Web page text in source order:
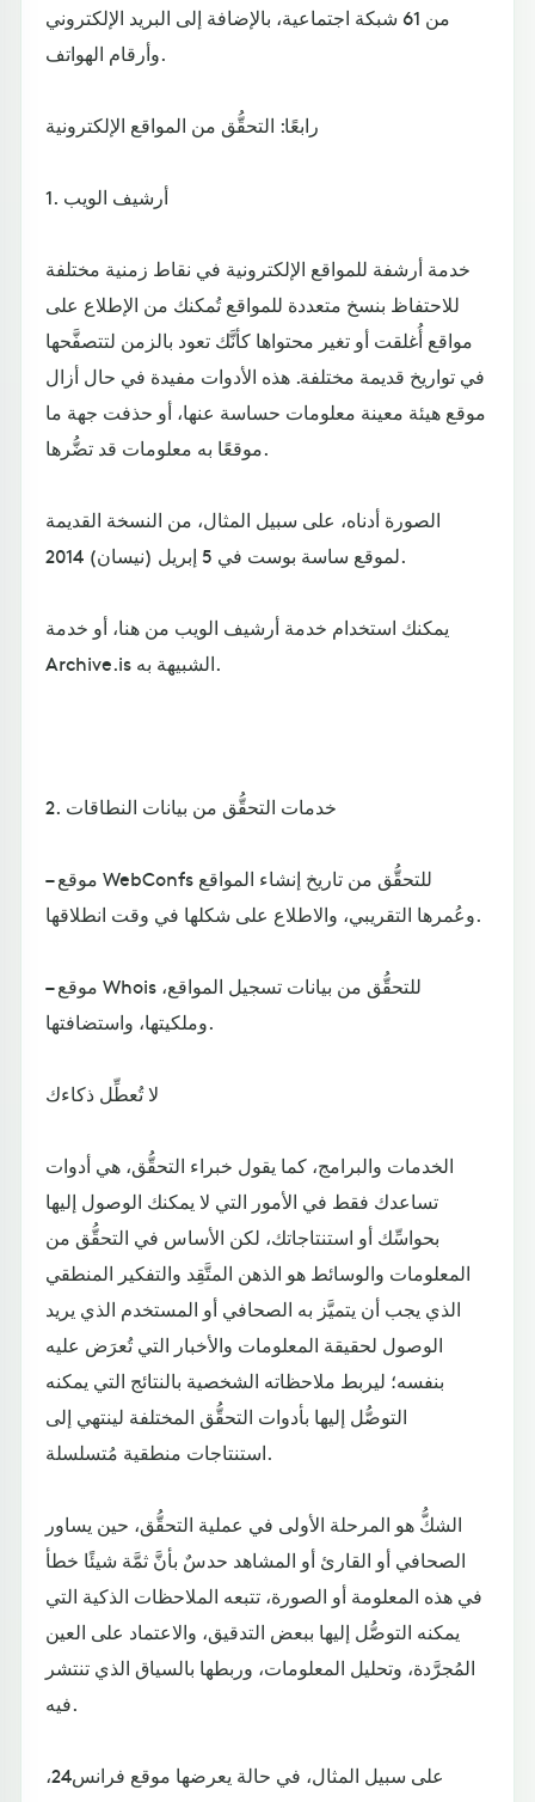
من 61 شبكة اجتماعية، بالإضافة إلى البريد الإلكتروني
وأرقام الهواتف.
رابعًا: التحقُّق من المواقع الإلكترونية
1. أرشيف الويب
خدمة أرشفة للمواقع الإلكترونية في نقاط زمنية مختلفة
للاحتفاظ بنسخ متعددة للمواقع تُمكنك من الإطلاع على
مواقع أُغلقت أو تغير محتواها كأنَّك تعود بالزمن لتتصفَّحها
في تواريخ قديمة مختلفة. هذه الأدوات مفيدة في حال أزال
موقع هيئة معينة معلومات حساسة عنها، أو حذفت جهة ما
موقعًا به معلومات قد تضُّرها.
الصورة أدناه، على سبيل المثال، من النسخة القديمة
لموقع ساسة بوست في 5 إبريل (نيسان) 2014.
يمكنك استخدام خدمة أرشيف الويب من هنا، أو خدمة
Archive.is الشبيهة به.
2. خدمات التحقُّق من بيانات النطاقات
– موقع WebConfs للتحقُّق من تاريخ إنشاء المواقع
وعُمرها التقريبي، والاطلاع على شكلها في وقت انطلاقها.
– موقع Whois للتحقُّق من بيانات تسجيل المواقع،
وملكيتها، واستضافتها.
لا تُعطِّل ذكاءك
الخدمات والبرامج، كما يقول خبراء التحقُّق، هي أدوات
تساعدك فقط في الأمور التي لا يمكنك الوصول إليها
بحواسِّك أو استنتاجاتك، لكن الأساس في التحقُّق من
المعلومات والوسائط هو الذهن المتَّقِد والتفكير المنطقي
الذي يجب أن يتميَّز به الصحافي أو المستخدم الذي يريد
الوصول لحقيقة المعلومات والأخبار التي تُعرَض عليه
بنفسه؛ ليربط ملاحظاته الشخصية بالنتائج التي يمكنه
التوصُّل إليها بأدوات التحقُّق المختلفة لينتهي إلى
استنتاجات منطقية مُتسلسلة.
الشكُّ هو المرحلة الأولى في عملية التحقُّق، حين يساور
الصحافي أو القارئ أو المشاهد حدسٌ بأنَّ ثمَّة شيئًا خطأ
في هذه المعلومة أو الصورة، تتبعه الملاحظات الذكية التي
يمكنه التوصُّل إليها ببعض التدقيق، والاعتماد على العين
المُجرَّدة، وتحليل المعلومات، وربطها بالسياق الذي تنتشر
فيه.
على سبيل المثال، في حالة يعرضها موقع فرانس24،